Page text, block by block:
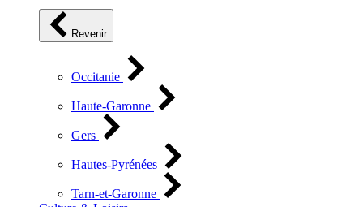
Revenir
Occitanie
Haute-Garonne
Gers
Hautes-Pyrénées
Tarn-et-Garonne